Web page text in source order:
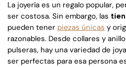
La joyería es un regalo popular,
ser costosa. Sin embargo, las
pueden tener piezas únicas y
razonables. Desde collares y
pulseras, hay una variedad de
ser perfectas para esa persona